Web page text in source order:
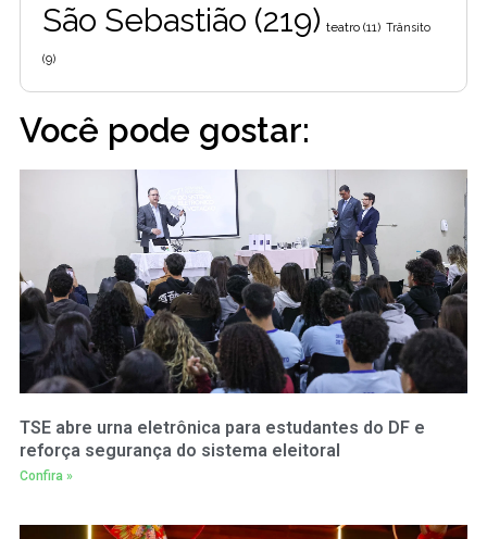
São Sebastião (219) teatro (11) Trânsito
(9)
Você pode gostar:
TSE abre urna eletrônica para estudantes do DF e
reforça segurança do sistema eleitoral
Confira »